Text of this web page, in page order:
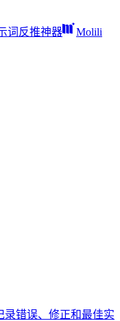
词反推神器
Molili
录错误、修正和最佳实